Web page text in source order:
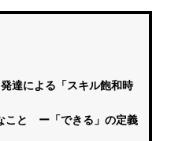
達による「スキル飽和時
こと ー「できる」の定義